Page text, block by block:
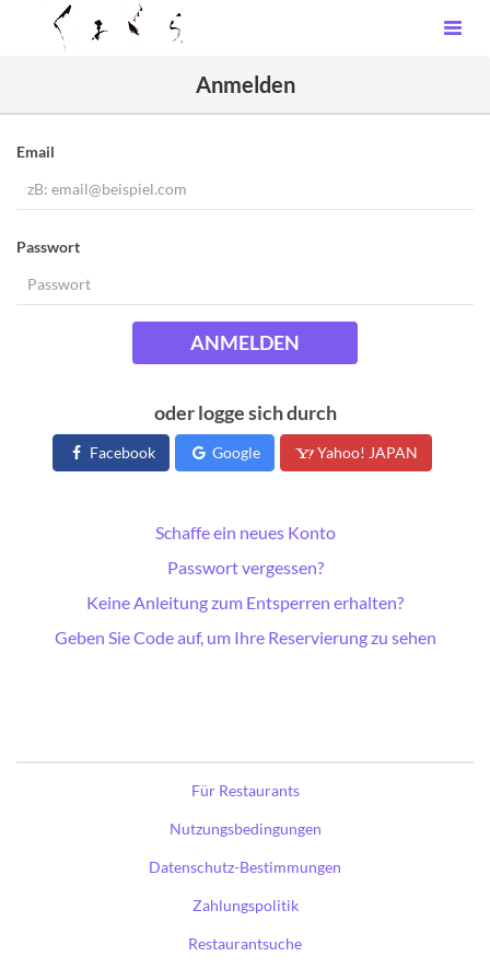
Anmelden
Email
Passwort
ANMELDEN
oder logge sich durch
Facebook Google Yahoo! JAPAN
Schaffe ein neues Konto
Passwort vergessen?
Keine Anleitung zum Entsperren erhalten?
Geben Sie Code auf, um Ihre Reservierung zu sehen
Für Restaurants
Nutzungsbedingungen
Datenschutz-Bestimmungen
Zahlungspolitik
Restaurantsuche